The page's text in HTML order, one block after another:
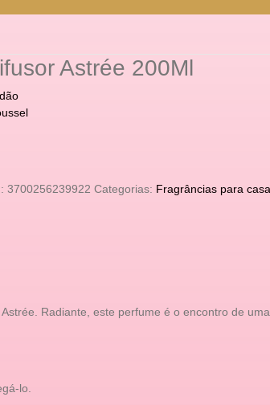
Astrée 200Ml
3700256239922 Categorias: Fragrâncias para casa
Radiante, este perfume é o encontro de
lo.